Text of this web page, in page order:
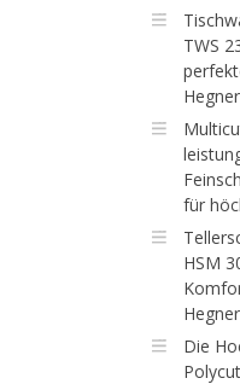
TWS
Hegner
für
HSM
Hegner
Die